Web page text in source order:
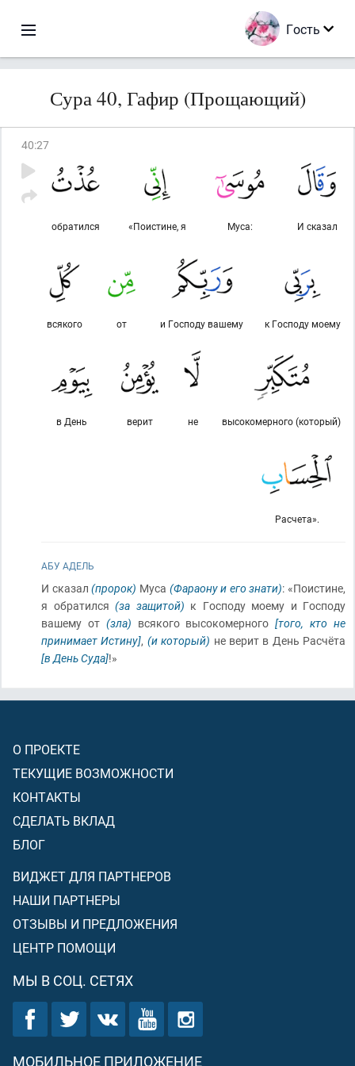
Гость
Сура 40, Гафир (Прощающий)
40:27
И сказал
Муса:
«Поистине, я
обратился
к Господу моему
и Господу вашему
от
всякого
высокомерного (который)
не
верит
в День
Расчета».
АБУ АДЕЛЬ
И сказал(пророк) Муса (Фараону и его знати): «Поистине,
я обратился (за защитой) к Господу моему и Господу
вашему от (зла) всякого высокомерного[того, кто не
принимает Истину], (и который) не верит в День Расчёта
[в День Суда]!»
О ПРОЕКТЕ
ТЕКУЩИЕ ВОЗМОЖНОСТИ
КОНТАКТЫ
СДЕЛАТЬ ВКЛАД
БЛОГ
ВИДЖЕТ ДЛЯ ПАРТНЕРОВ
НАШИ ПАРТНЕРЫ
ОТЗЫВЫ И ПРЕДЛОЖЕНИЯ
ЦЕНТР ПОМОЩИ
МЫ В СОЦ. СЕТЯХ
МОБИЛЬНОЕ ПРИЛОЖЕНИЕ